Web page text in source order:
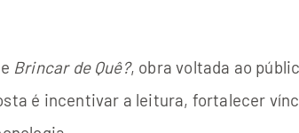
Brincar de Quê?, obra voltada ao
é incentivar a leitura, fortalecer